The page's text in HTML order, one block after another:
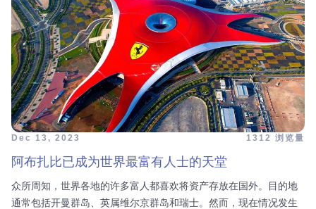
Dec 13, 2023 1312 浏览量
阿布扎比已成为世界最富有人士的天堂
众所周知，世界各地的许多富人都喜欢将资产存放在国外。目的地
通常包括开曼群岛、英属维尔京群岛和瑞士。然而，现在情况发生